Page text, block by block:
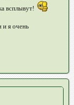
всплывут!
и я очень